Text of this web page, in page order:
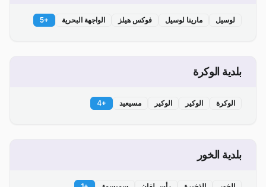
لوسيل مارينا لوسيل فوكس هيلز الواجهة البحرية +
5
بلدية الوكرة
الوكرة الوكير الوكير مسيعيد +
4
بلدية الخور